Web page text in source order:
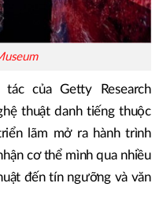
của Getty Research
thuật danh tiếng thuộc
lãm mở ra hành trình
cơ thể mình qua nhiều
đến tín ngưỡng và văn